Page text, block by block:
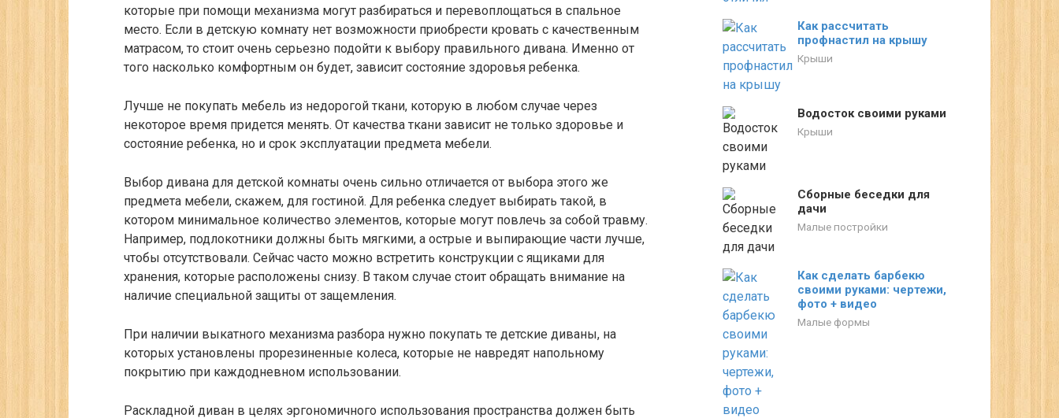
которые при помощи механизма могут разбираться и перевоплощаться в спальное
место. Если в детскую комнату нет возможности приобрести кровать с качественным
матрасом, то стоит очень серьезно подойти к выбору правильного дивана. Именно от
того насколько комфортным он будет, зависит состояние здоровья ребенка.
Лучше не покупать мебель из недорогой ткани, которую в любом случае через
некоторое время придется менять. От качества ткани зависит не только здоровье и
состояние ребенка, но и срок эксплуатации предмета мебели.
Выбор дивана для детской комнаты очень сильно отличается от выбора этого же
предмета мебели, скажем, для гостиной. Для ребенка следует выбирать такой, в
котором минимальное количество элементов, которые могут повлечь за собой травму.
Например, подлокотники должны быть мягкими, а острые и выпирающие части лучше,
чтобы отсутствовали. Сейчас часто можно встретить конструкции с ящиками для
хранения, которые расположены снизу. В таком случае стоит обращать внимание на
наличие специальной защиты от защемления.
При наличии выкатного механизма разбора нужно покупать те детские диваны, на
которых установлены прорезиненные колеса, которые не навредят напольному
покрытию при каждодневном использовании.
Раскладной диван в целях эргономичного использования пространства должен быть
Как рассчитать
профнастил на крышу
Крыши
Водосток своими руками
Крыши
Сборные беседки для
дачи
Малые постройки
Как сделать барбекю
своими руками: чертежи,
фото + видео
Малые формы